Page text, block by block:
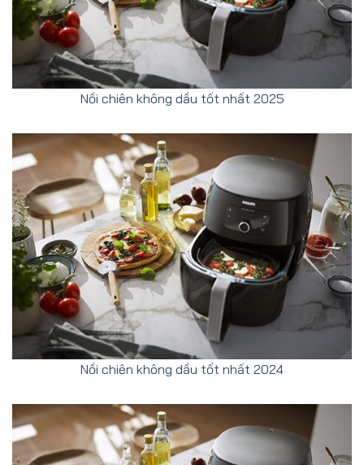
Nồi chiên không dầu tốt nhất 2025
Nồi chiên không dầu tốt nhất 2024